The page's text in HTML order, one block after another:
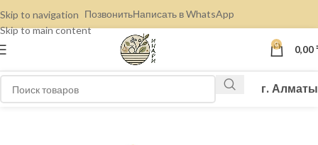
Skip to navigation
Skip to main content
ПозвонитьНаписать в WhatsApp
0 0,00
г. Алматы